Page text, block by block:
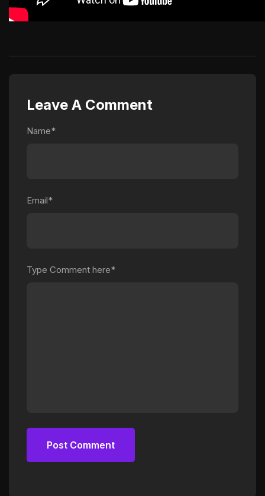
Leave A Comment
Name*
Email*
Type Comment here*
Post Comment